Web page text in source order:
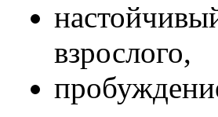
взрослого,